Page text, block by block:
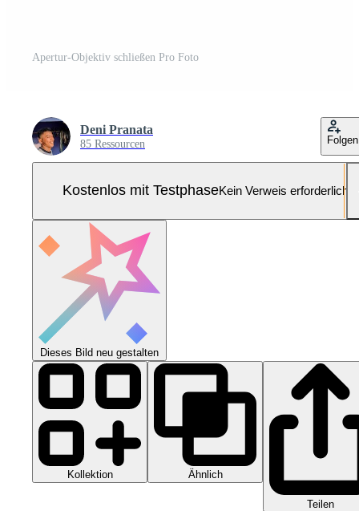
Apertur-Objektiv schließen Pro Foto
Deni Pranata
85 Ressourcen Folgen
Kostenlos mit TestphaseKein Verweis erforderlich
Dieses Bild neu gestalten
Kollektion Ähnlich
Teilen